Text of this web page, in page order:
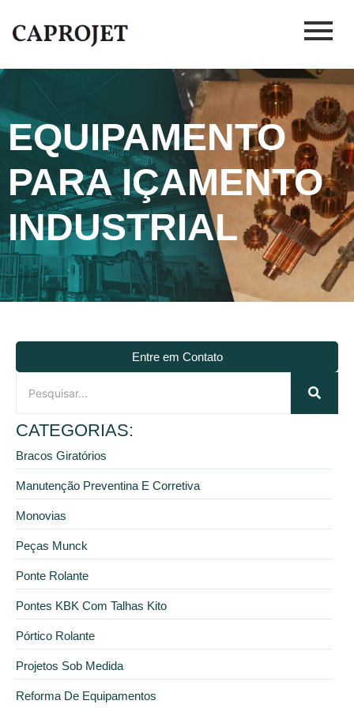
EQUIPAMENTO
PARA IÇAMENTO
INDUSTRIAL
Entre em Contato
CATEGORIAS:
Bracos Giratórios
Manutenção Preventina E Corretiva
Monovias
Peças Munck
Ponte Rolante
Pontes KBK Com Talhas Kito
Pórtico Rolante
Projetos Sob Medida
Reforma De Equipamentos